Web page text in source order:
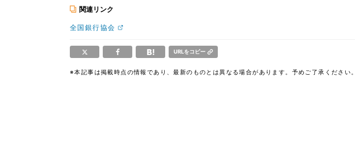
関連リンク
全国銀行協会
URLをコピー
※本記事は掲載時点の情報であり、最新のものとは異なる場合があります。予めご了承ください。